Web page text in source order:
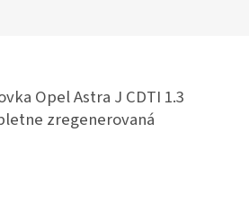
Opel Astra J CDTI 1.3
zregenerovaná